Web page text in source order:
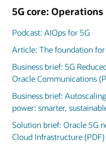
5G core: Operations
Podcast: AIOps for 5G
Article: The foundation
Business brief: 5G
Oracle Communications
Business brief:
power: smarter,
Solution brief: Oracle 5G
Cloud Infrastructure (PDF)